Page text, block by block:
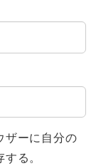
ザーに自分の
る。